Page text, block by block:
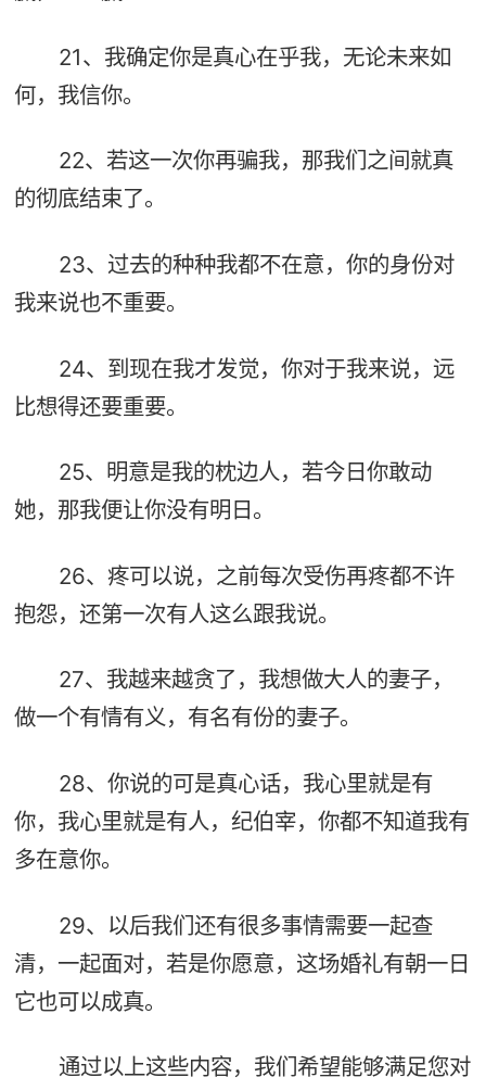
21、我确定你是真心在乎我，无论未来如
何，我信你。
22、若这一次你再骗我，那我们之间就真
的彻底结束了。
23、过去的种种我都不在意，你的身份对
我来说也不重要。
24、到现在我才发觉，你对于我来说，远
比想得还要重要。
25、明意是我的枕边人，若今日你敢动
她，那我便让你没有明日。
26、疼可以说，之前每次受伤再疼都不许
抱怨，还第一次有人这么跟我说。
27、我越来越贪了，我想做大人的妻子，
做一个有情有义，有名有份的妻子。
28、你说的可是真心话，我心里就是有
你，我心里就是有人，纪伯宰，你都不知道我有
多在意你。
29、以后我们还有很多事情需要一起查
清，一起面对，若是你愿意，这场婚礼有朝一日
它也可以成真。
通过以上这些内容，我们希望能够满足您对